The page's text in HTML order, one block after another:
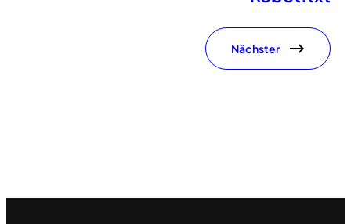
Nächster